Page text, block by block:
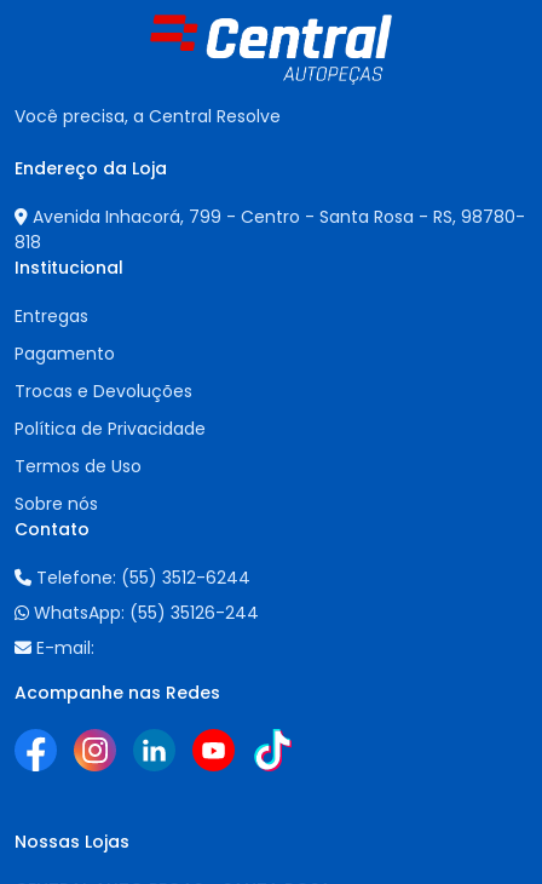
Você precisa, a Central Resolve
Endereço da Loja
Avenida Inhacorá, 799 - Centro - Santa Rosa - RS, 98780-
818
Institucional
Entregas
Pagamento
Trocas e Devoluções
Política de Privacidade
Termos de Uso
Sobre nós
Contato
Telefone: (55) 3512-6244
WhatsApp: (55) 35126-244
E-mail:
Acompanhe nas Redes
Nossas Lojas